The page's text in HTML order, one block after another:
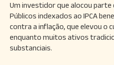
Um investidor que alocou
Públicos indexados ao IPCA
contra a inflação, que elevou o
enquanto muitos ativos
substanciais.